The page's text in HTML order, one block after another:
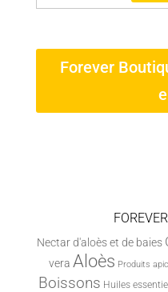
Forever
Nectar d'aloès et de baies
vera Aloès Produits
Boissons Huiles